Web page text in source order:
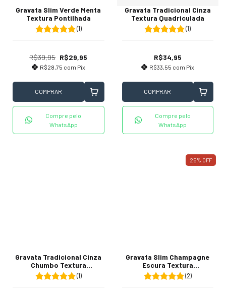
Gravata Slim Verde Menta
Textura Pontilhada
(1)
R$39,95 R$29,95
R$28,75 com Pix
COMPRAR
Compre pelo
WhatsApp
Gravata Tradicional Cinza
Textura Quadriculada
(1)
R$34,95
R$33,55 com Pix
COMPRAR
Compre pelo
WhatsApp
Gravata Tradicional Cinza
Chumbo Textura
Quadriculada
(1)
25% OFF
Gravata Slim Champagne
Escura Textura
Quadriculada
(2)